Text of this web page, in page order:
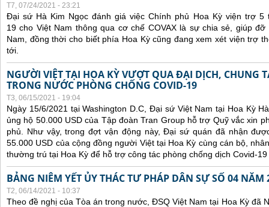
T7, 07/24/2021 - 23:21
Đại sứ Hà Kim Ngọc đánh giá việc Chính phủ Hoa Kỳ viện trợ 5
19 cho Việt Nam thông qua cơ chế COVAX là sự chia sẻ, giúp
Nam, đồng thời cho biết phía Hoa Kỳ cũng đang xem xét viện trợ
tới.
NGƯỜI VIỆT TẠI HOA KỲ VƯỢT QUA ĐẠI DỊCH, CHUNG
TRONG NƯỚC PHÒNG CHỐNG COVID-19
T3, 06/15/2021 - 19:04
Ngày 15/6/2021 tại Washington D.C, Đại sứ Việt Nam tại Hoa Kỳ
ủng hộ 50.000 USD của Tập đoàn Tran Group hỗ trợ Quỹ vắc xin
phủ. Như vậy, trong đợt vận động này, Đại sứ quán đã nhận
55.000 USD của cộng đồng người Việt tại Hoa Kỳ cùng cán bộ,
thường trú tại Hoa Kỳ để hỗ trợ công tác phòng chống dịch Covid-
BẢNG NIÊM YẾT ỦY THÁC TƯ PHÁP DÂN SỰ SỐ 04 NĂM
T2, 06/14/2021 - 10:37
Theo đề nghị của Tòa án trong nước, ĐSQ Việt Nam tại Hoa Kỳ đã